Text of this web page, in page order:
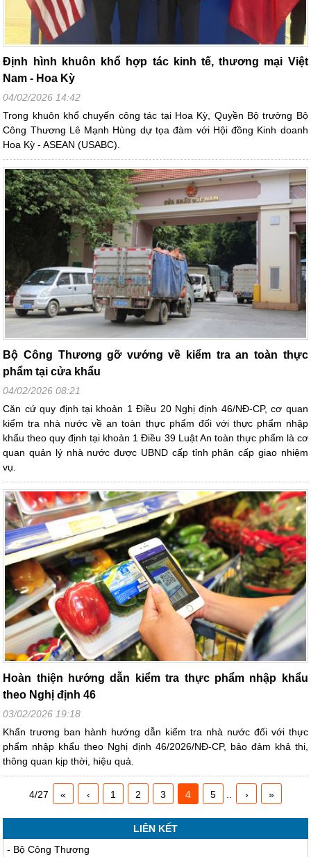
Định hình khuôn khổ hợp tác kinh tế, thương mại Việt
Nam - Hoa Kỳ
04/02/2026 14:42
Trong khuôn khổ chuyến công tác tại Hoa Kỳ, Quyền Bộ trưởng Bộ
Công Thương Lê Mạnh Hùng dự tọa đàm với Hội đồng Kinh doanh
Hoa Kỳ - ASEAN (USABC).
Bộ Công Thương gỡ vướng về kiểm tra an toàn thực
phẩm tại cửa khẩu
04/02/2026 08:21
Căn cứ quy định tại khoản 1 Điều 20 Nghị định 46/NĐ-CP, cơ quan
kiểm tra nhà nước về an toàn thực phẩm đối với thực phẩm nhập
khẩu theo quy định tại khoản 1 Điều 39 Luật An toàn thực phẩm là cơ
quan quản lý nhà nước được UBND cấp tỉnh phân cấp giao nhiệm
vụ.
Hoàn thiện hướng dẫn kiểm tra thực phẩm nhập khẩu
theo Nghị định 46
03/02/2026 19:18
Khẩn trương ban hành hướng dẫn kiểm tra nhà nước đối với thực
phẩm nhập khẩu theo Nghị định 46/2026/NĐ-CP, bảo đảm khả thi,
thông quan kịp thời, hiệu quả.
4/27 « ‹ 1 2 3 4 5 › »
LIÊN KẾT
- Bộ Công Thương